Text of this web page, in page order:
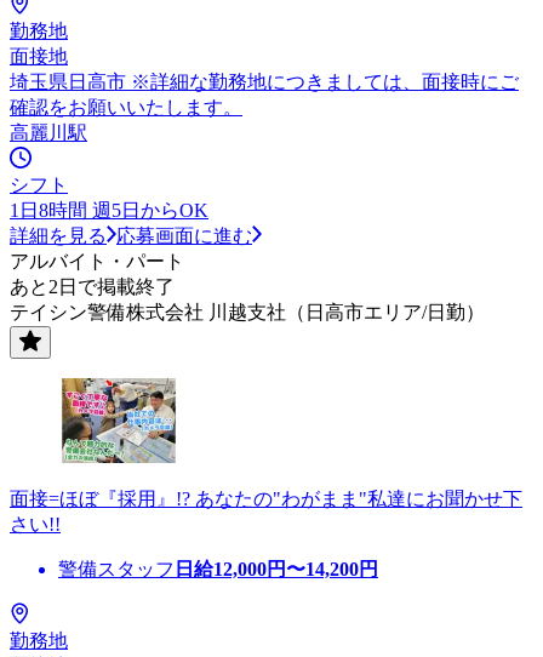
勤務地
面接地
埼玉県日高市 ※詳細な勤務地につきましては、面接時にご
確認をお願いいたします。
高麗川駅
シフト
1日8時間 週5日からOK
詳細を見る
応募画面に進む
アルバイト・パート
あと2日で掲載終了
テイシン警備株式会社 川越支社（日高市エリア/日勤）
面接=ほぼ『採用』!? あなたの"わがまま"私達にお聞かせ下
さい!!
警備スタッフ 日給12,000円〜14,200円
勤務地